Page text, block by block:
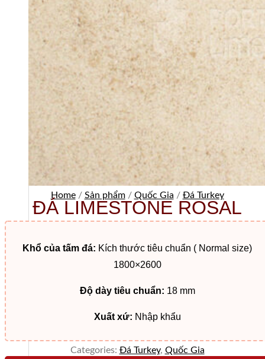
Home / Sản phẩm / Quốc Gia / Đá Turkey
ĐÁ LIMESTONE ROSAL
Khổ của tấm đá: Kích thước tiêu chuẩn ( Normal size)
1800×2600
Độ dày tiêu chuẩn: 18 mm
Xuất xứ: Nhập khẩu
Categories: Đá Turkey, Quốc Gia